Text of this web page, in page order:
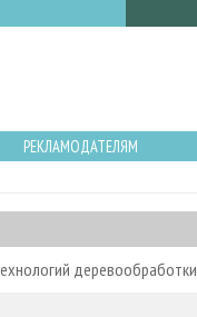
РЕКЛАМОДАТЕЛЯМ
деревообработки